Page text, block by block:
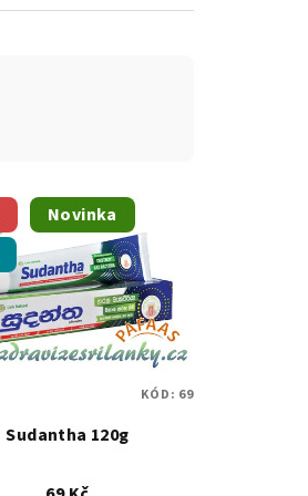
Novinka
Sudantha 120g
KÓD: 69